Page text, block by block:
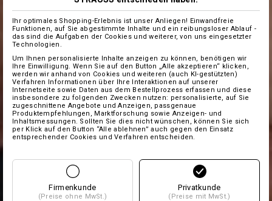
Ihr optimales Shopping-Erlebnis ist unser Anliegen! Einwandfreie
Funktionen, auf Sie abgestimmte Inhalte und ein reibungsloser Ablauf -
das sind die Aufgaben der Cookies und weiterer, von uns eingesetzter
Technologien.
Um Ihnen personalisierte Inhalte anzeigen zu können, benötigen wir
Ihre Einwilligung. Wenn Sie auf den Button „Alle akzeptieren“ klicken,
werden wir anhand von Cookies und weiteren (auch KI-gestützten)
Verfahren Informationen über Ihre Interaktionen auf unserer
Internetseite sowie Daten aus dem Bestellprozess erfassen und diese
insbesondere zu folgenden Zwecken nutzen: personalisierte, auf Sie
zugeschnittene Angebote und Anzeigen, passgenaue
Produktempfehlungen, Marktforschung sowie Anzeigen- und
Inhaltsmessungen. Sollten Sie dies nicht wünschen, können Sie sich
per Klick auf den Button “Alle ablehnen” auch gegen den Einsatz
entsprechender Cookies und Verfahren entscheiden.
Firmenkunde
(Preise ohne MwSt.)
Privatkunde
(Preise mit MwSt.)